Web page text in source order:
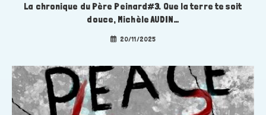
La chronique du Père Peinard#3. Que la terre te soit
douce, Michèle AUDIN…
20/11/2025